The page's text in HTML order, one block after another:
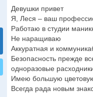
Девушки привет
Я, Леся – ваш
Работаю в студии
Не наращиваю
Аккуратная и
Безопасность прежде
одноразовые
Имею большую
Всегда рада новым